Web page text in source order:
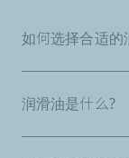
如何选择合适的
润滑油是什么?